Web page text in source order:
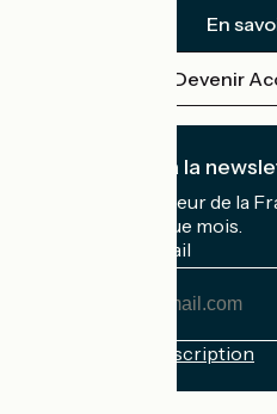
En
Devenir
Je m'abonne à la
Recevez le meilleur de la
boîte mail chaque mois.
Mon adresse mail
Conditions d'inscription